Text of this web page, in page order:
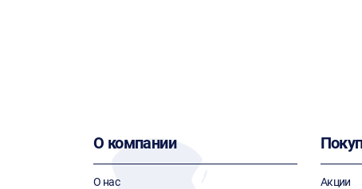
О компании
О нас
Акции